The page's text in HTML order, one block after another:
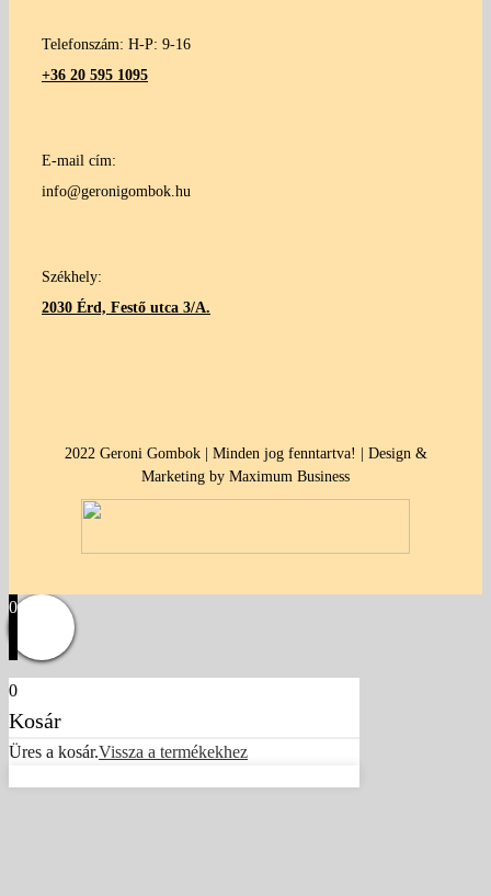
Telefonszám: H-P: 9-16
+36 20 595 1095
E-mail cím:
info@geronigombok.hu
Székhely:
2030 Érd, Festő utca 3/A.
2022 Geroni Gombok | Minden jog fenntartva! | Design &
Marketing by Maximum Business
0
0
Kosár
Üres a kosár.Vissza a termékekhez